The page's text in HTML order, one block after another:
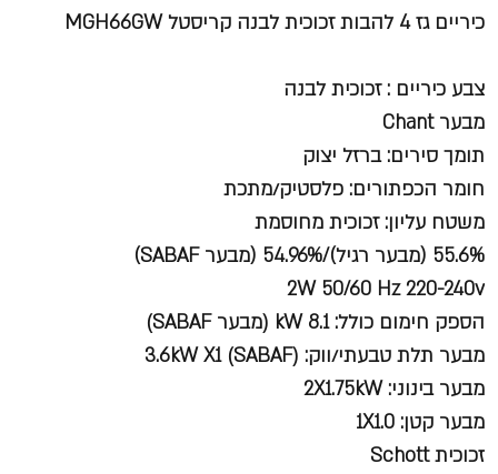
כיריים גז 4 להבות זכוכית לבנה קריסטל MGH66GW
צבע כיריים : זכוכית לבנה
מבער Chant
תומך סירים: ברזל יצוק
חומר הכפתורים: פלסטיק/מתכת
משטח עליון: זכוכית מחוסמת
55.6% (מבער רגיל)/54.96% (מבער SABAF)
2W 50/60 Hz 220-240v
הספק חימום כולל: kW 8.1 (מבער SABAF)
מבער תלת טבעתי/ווק: 3.6kW X1 (SABAF)
מבער בינוני: 2X1.75kW
מבער קטן: 1X1.0
זכוכית Schott